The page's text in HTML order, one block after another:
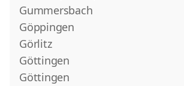
Gummersbach
Göppingen
Görlitz
Göttingen
Göttingen